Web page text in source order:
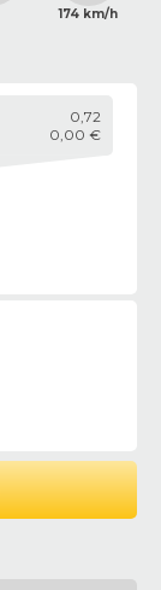
174 km/h
0,72
0,00 €